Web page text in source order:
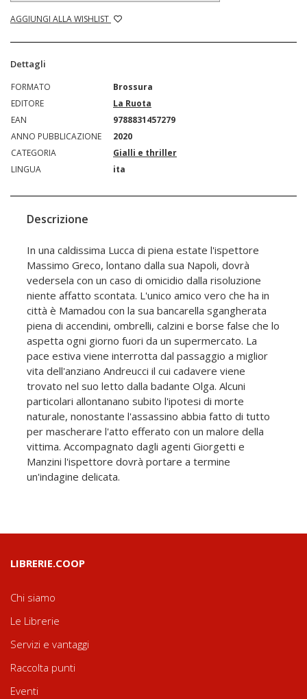
AGGIUNGI ALLA WISHLIST
Dettagli
FORMATO
Brossura
EDITORE
La Ruota
EAN
9788831457279
ANNO PUBBLICAZIONE
2020
CATEGORIA
Gialli e thriller
LINGUA
ita
Descrizione
In una caldissima Lucca di piena estate l'ispettore
Massimo Greco, lontano dalla sua Napoli, dovrà
vedersela con un caso di omicidio dalla risoluzione
niente affatto scontata. L'unico amico vero che ha in
città è Mamadou con la sua bancarella sgangherata
piena di accendini, ombrelli, calzini e borse false che lo
aspetta ogni giorno fuori da un supermercato. La
pace estiva viene interrotta dal passaggio a miglior
vita dell'anziano Andreucci il cui cadavere viene
trovato nel suo letto dalla badante Olga. Alcuni
particolari allontanano subito l'ipotesi di morte
naturale, nonostante l'assassino abbia fatto di tutto
per mascherare l'atto efferato con un malore della
vittima. Accompagnato dagli agenti Giorgetti e
Manzini l'ispettore dovrà portare a termine
un'indagine delicata.
LIBRERIE.COOP
Chi siamo
Le Librerie
Servizi e vantaggi
Raccolta punti
Eventi